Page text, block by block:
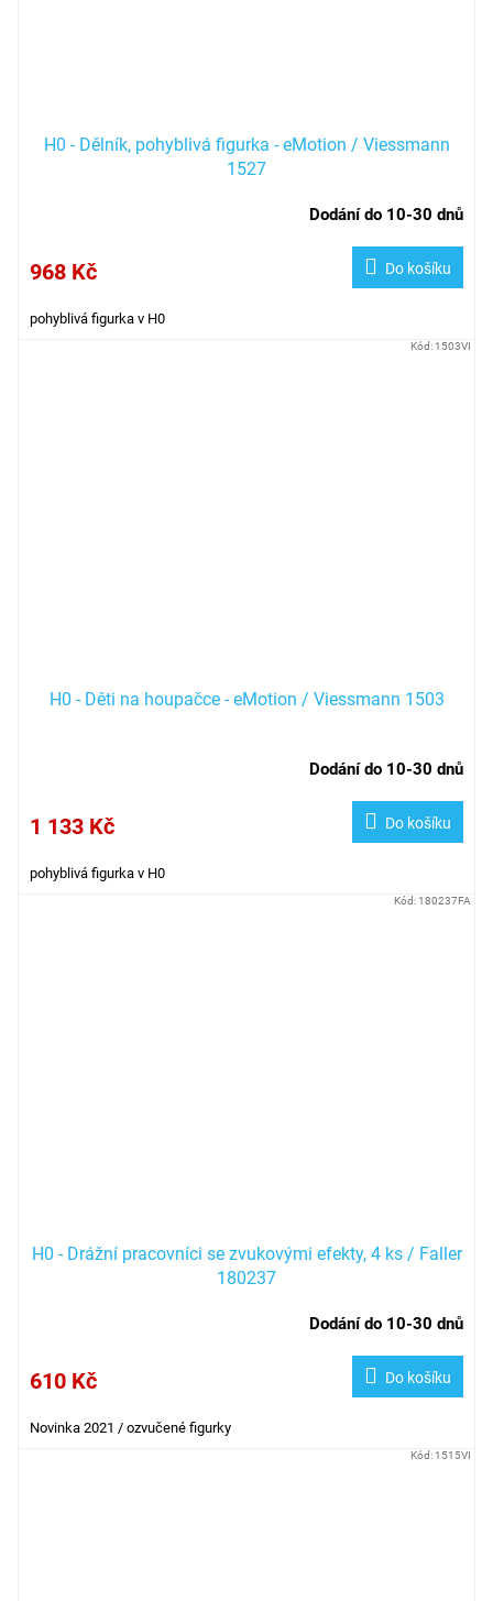
H0 - Dělník, pohyblivá figurka - eMotion / Viessmann
1527
Dodání do 10-30 dnů
968 Kč Do košíku
pohyblivá figurka v H0
H0 - Děti na houpačce - eMotion / Viessmann 1503
Dodání do 10-30 dnů
1 133 Kč Do košíku
pohyblivá figurka v H0
Kód: 1503VI
H0 - Drážní pracovníci se zvukovými efekty, 4 ks / Faller
180237
Dodání do 10-30 dnů
610 Kč Do košíku
Novinka 2021 / ozvučené figurky
Kód: 180237FA
Kód: 1515VI